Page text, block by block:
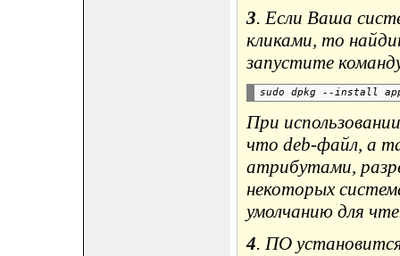
3. Если Ваша
кликами, то
запустите
При
что deb-файл, а
атрибутами,
некоторых
умолчанию для
4. ПО